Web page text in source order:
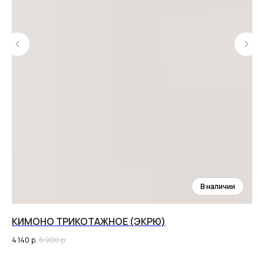
КИМОНО ТРИКОТАЖНОЕ (ЭКРЮ)
4 140 р. 6 900р.